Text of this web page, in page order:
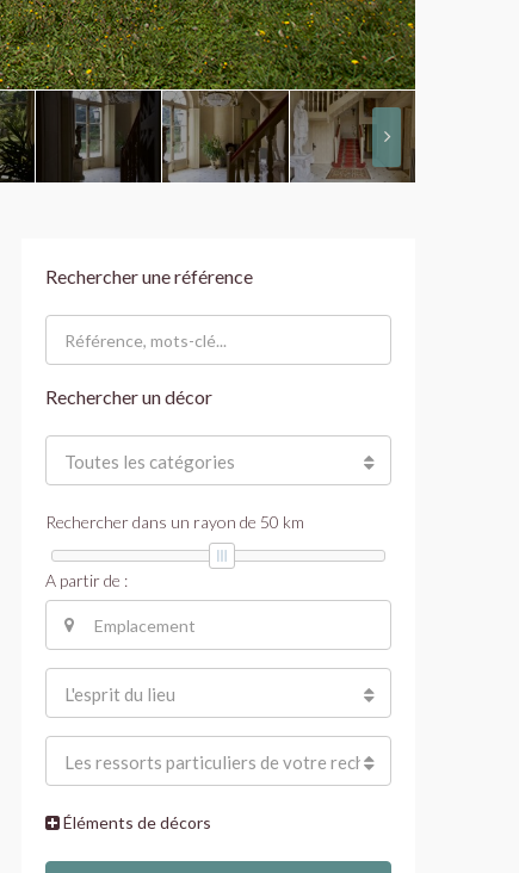
Rechercher une référence
Rechercher un décor
Toutes les catégories
Rechercher dans un rayon de 50 km
A partir de :
L'esprit du lieu
Les ressorts particuliers de votre recherche
Éléments de décors